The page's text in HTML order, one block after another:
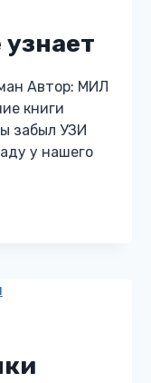
Автор: МИЛ
книги
забыл УЗИ
у нашего